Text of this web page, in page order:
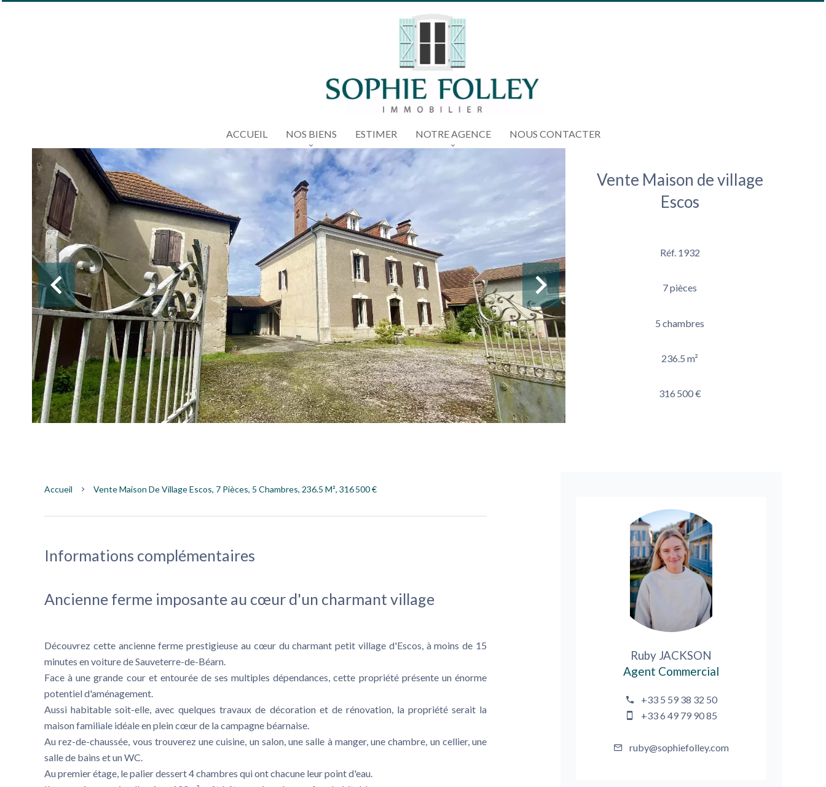
ACCUEIL NOS BIENS ESTIMER NOTRE AGENCE NOUS CONTACTER
Vente Maison de village
Escos
Réf. 1932
7 pièces
5 chambres
236.5 m²
316 500 €
Accueil Vente Maison De Village Escos, 7 Pièces, 5 Chambres, 236.5 M², 316 500 €
Informations complémentaires
Ancienne ferme imposante au cœur d'un charmant village
Découvrez cette ancienne ferme prestigieuse au cœur du charmant petit village d'Escos, à moins de 15
minutes en voiture de Sauveterre-de-Béarn.
Face à une grande cour et entourée de ses multiples dépendances, cette propriété présente un énorme
potentiel d'aménagement.
Aussi habitable soit-elle, avec quelques travaux de décoration et de rénovation, la propriété serait la
maison familiale idéale en plein cœur de la campagne béarnaise.
Au rez-de-chaussée, vous trouverez une cuisine, un salon, une salle à manger, une chambre, un cellier, une
salle de bains et un WC.
Au premier étage, le palier dessert 4 chambres qui ont chacune leur point d'eau.
Ruby JACKSON
Agent Commercial
+33 5 59 38 32 50
+33 6 49 79 90 85
ruby@sophiefolley.com